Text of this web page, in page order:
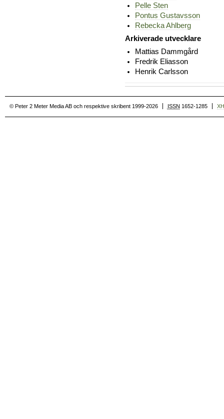
Pelle Sten
Pontus Gustavsson
Rebecka Ahlberg
Arkiverade utvecklare
Mattias Dammgård
Fredrik Eliasson
Henrik Carlsson
© Peter 2 Meter Media AB och respektive skribent 1999-2026 ISSN 1652-1285